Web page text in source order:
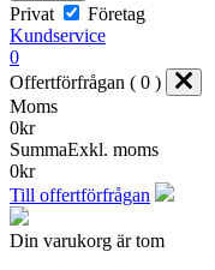
Privat
Företag
Kundservice
0
Offertförfrågan ( 0 )
Moms
0kr
SummaExkl. moms
0kr
Till offertförfrågan
Din varukorg är tom